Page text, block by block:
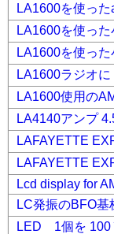
LA1600を使っ
LA1600を使っ
LA1600を使っ
LA1600ラジオ
LA1600使用の
LA4140アンプ
LAFAYETTE
LAFAYETTE
Lcd display for
LC発振のBFO基
LED 1個を